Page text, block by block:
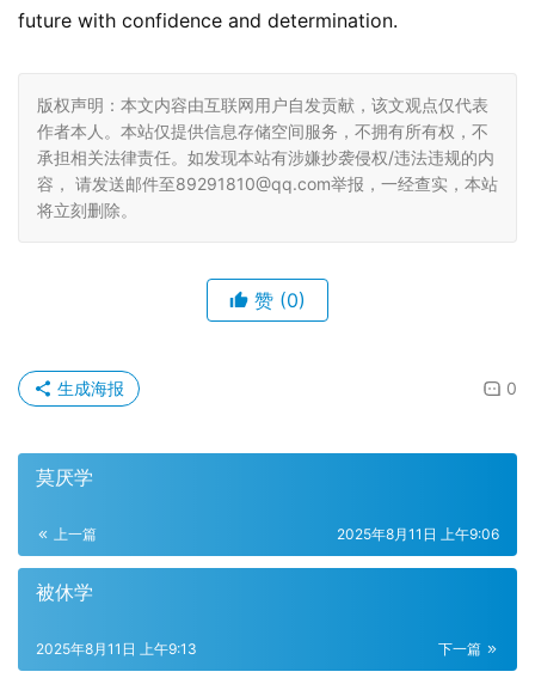
future with confidence and determination.
版权声明：本文内容由互联网用户自发贡献，该文观点仅代表
作者本人。本站仅提供信息存储空间服务，不拥有所有权，不
承担相关法律责任。如发现本站有涉嫌抄袭侵权/违法违规的内
容， 请发送邮件至89291810@qq.com举报，一经查实，本站
将立刻删除。
赞 (0)
0
生成海报
莫厌学
上一篇 2025年8月11日 上午9:06
被休学
下一篇
2025年8月11日 上午9:13